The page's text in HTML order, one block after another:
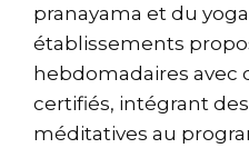
pranayama et du
établissements
hebdomadaires avec
certifiés, intégrant
méditatives au